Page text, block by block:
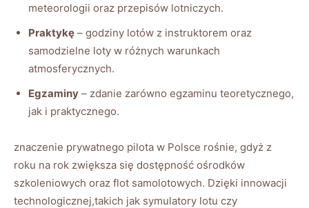
meteorologii oraz przepisów lotniczych.
Praktykę – godziny lotów z instruktorem oraz‌
samodzielne loty w różnych⁣ warunkach
atmosferycznych.
Egzaminy – ‌zdanie zarówno egzaminu⁢ teoretycznego,
jak⁤ i praktycznego.
znaczenie prywatnego pilota w Polsce rośnie, ⁢gdyż z
roku na‌ rok zwiększa się dostępność ‌ośrodków
szkoleniowych ⁣oraz flot‌ samolotowych. Dzięki ⁤innowacji
‍technologicznej,takich jak symulatory lotu czy